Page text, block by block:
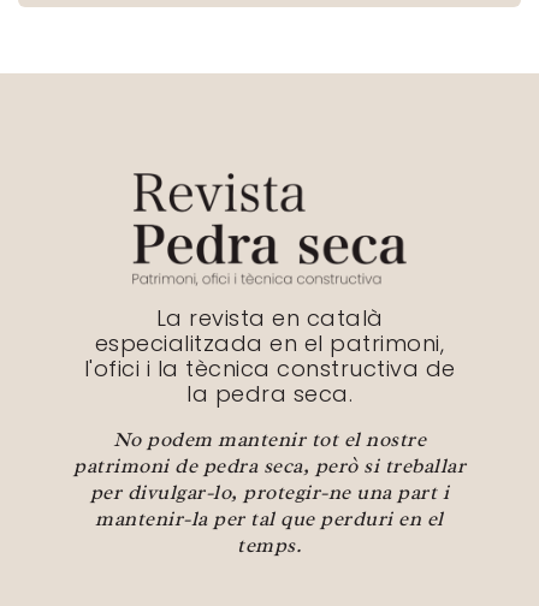
La revista en català
especialitzada en el patrimoni,
l'ofici i la tècnica constructiva de
la pedra seca.
No podem mantenir tot el nostre
patrimoni de pedra seca, però si treballar
per divulgar-lo, protegir-ne una part i
mantenir-la per tal que perduri en el
temps.